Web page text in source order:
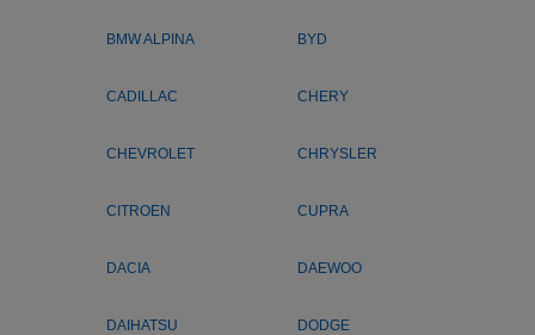
BMW ALPINA BYD
CADILLAC CHERY
CHEVROLET CHRYSLER
CITROEN CUPRA
DACIA DAEWOO
DAIHATSU DODGE